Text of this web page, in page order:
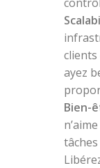
clients
ayez
Bien-